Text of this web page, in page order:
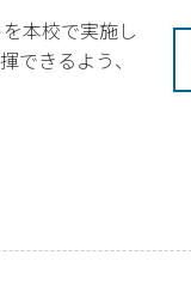
本校で実施し
できるよう、